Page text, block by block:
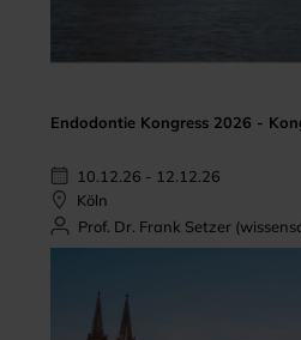
Endodontie Kongress 2026 -
10.12.26 - 12.12.26
Köln
Prof. Dr. Frank Setzer